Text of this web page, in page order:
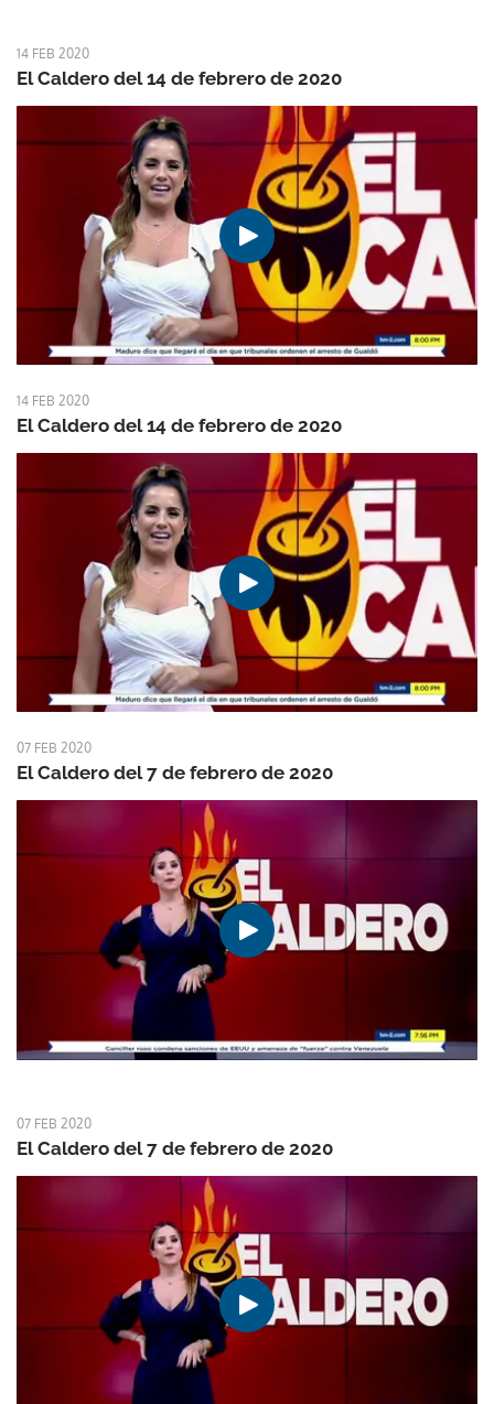
14 FEB 2020
El Caldero del 14 de febrero de 2020
14 FEB 2020
El Caldero del 14 de febrero de 2020
07 FEB 2020
El Caldero del 7 de febrero de 2020
07 FEB 2020
El Caldero del 7 de febrero de 2020